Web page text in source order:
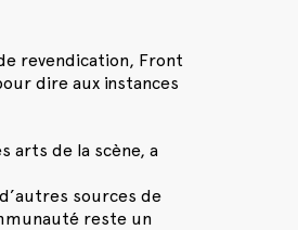
revendication, Front
dire aux instances
arts de la scène, a
sources de
reste un